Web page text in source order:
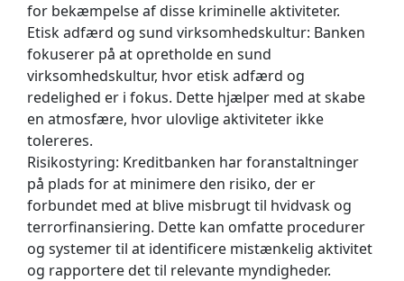
for bekæmpelse af disse kriminelle aktiviteter.
Etisk adfærd og sund virksomhedskultur: Banken
fokuserer på at opretholde en sund
virksomhedskultur, hvor etisk adfærd og
redelighed er i fokus. Dette hjælper med at skabe
en atmosfære, hvor ulovlige aktiviteter ikke
tolereres.
Risikostyring: Kreditbanken har foranstaltninger
på plads for at minimere den risiko, der er
forbundet med at blive misbrugt til hvidvask og
terrorfinansiering. Dette kan omfatte procedurer
og systemer til at identificere mistænkelig aktivitet
og rapportere det til relevante myndigheder.